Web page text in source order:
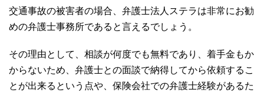
交通事故の被害者の場合、弁護士法人ステラは非常にお勧
めの弁護士事務所であると言えるでしょう。
その理由として、相談が何度でも無料であり、着手金もか
からないため、弁護士との面談で納得してから依頼するこ
とが出来るという点や、保険会社での弁護士経験があるた